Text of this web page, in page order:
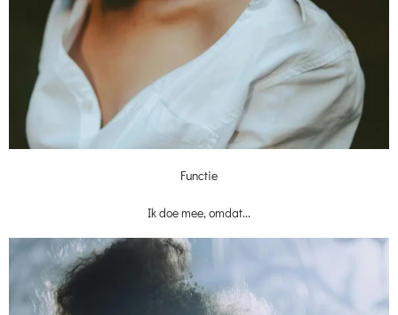
Functie
Ik doe mee, omdat...